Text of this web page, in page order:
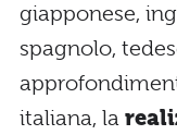
giapponese,
spagnolo,
italiana, la